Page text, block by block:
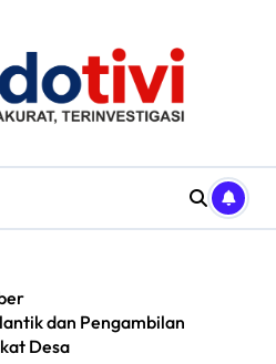
dan Pengambilan
Desa